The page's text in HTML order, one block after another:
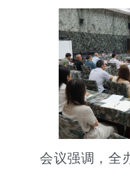
会议强调，全